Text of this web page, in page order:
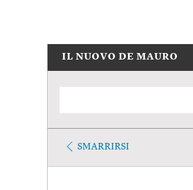
IL NUOVO DE MAURO
SMARRIRSI